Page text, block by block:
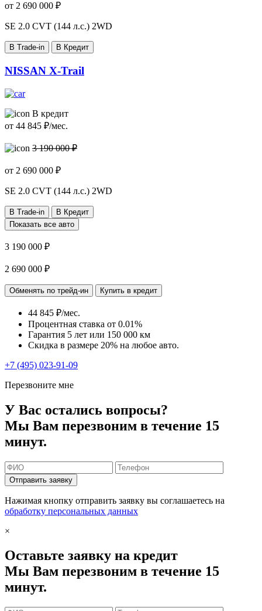
от 2 690 000 ₽
SE 2.0 CVT (144 л.с.) 2WD
В Trade-in В Кредит
NISSAN X-Trail
В кредит
от 44 845 ₽/мес.
3 190 000 ₽
от 2 690 000 ₽
SE 2.0 CVT (144 л.с.) 2WD
В Trade-in
В Кредит
Показать все авто
3 190 000 ₽
2 690 000 ₽
Обменять по трейд-ин Купить в кредит
44 845 ₽/мес.
Процентная ставка от 0.01%
Гарантия 5 лет или 150 000 км
Скидка в размере 20% на любое авто.
+7 (495) 023-91-09
Перезвоните мне
У Вас остались вопросы?
Мы Вам перезвоним в течение 15
минут.
Отправить заявку
Нажимая кнопку отправить заявку вы соглашаетесь на
обработку персональных данных
×
Оставьте заявку на кредит
Мы Вам перезвоним в течение 15
минут.